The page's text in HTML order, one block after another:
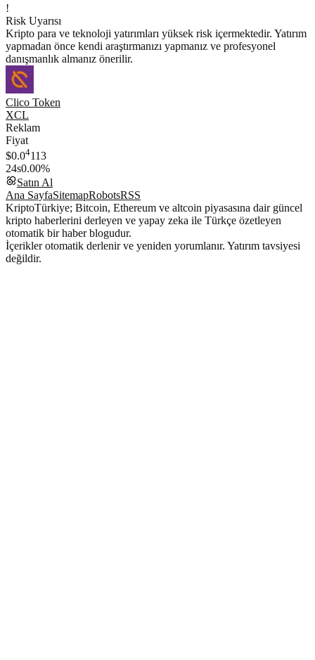
!
Risk Uyarısı
Kripto para ve teknoloji yatırımları yüksek risk içermektedir. Yatırım
yapmadan önce kendi araştırmanızı yapmanız ve profesyonel
danışmanlık almanız önerilir.
Clico Token
XCL
Reklam
Fiyat
$0.04113
24s0.00%
Satın Al
Ana SayfaSitemapRobotsRSS
KriptoTürkiye; Bitcoin, Ethereum ve altcoin piyasasına dair güncel
kripto haberlerini derleyen ve yapay zeka ile Türkçe özetleyen
otomatik bir haber blogudur.
İçerikler otomatik derlenir ve yeniden yorumlanır. Yatırım tavsiyesi
değildir.